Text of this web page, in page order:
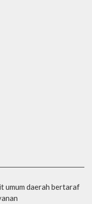
umum daerah bertaraf